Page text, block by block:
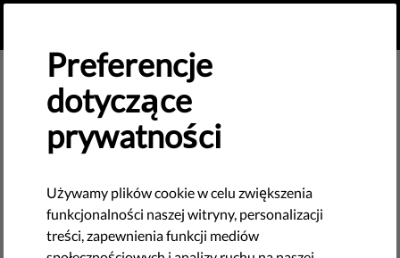
Preferencje
dotyczące
prywatności
Używamy plików cookie w celu zwiększenia
funkcjonalności naszej witryny, personalizacji
treści, zapewnienia funkcji mediów